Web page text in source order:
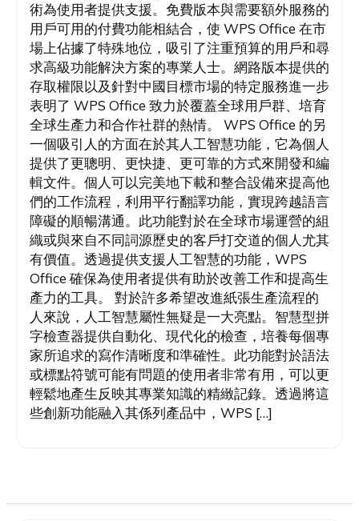
術為使用者提供支援。免費版本與需要額外服務的
用戶可用的付費功能相結合，使 WPS Office 在市
場上佔據了特殊地位，吸引了注重預算的用戶和尋
求高級功能解決方案的專業人士。網路版本提供的
存取權限以及針對中國目標市場的特定服務進一步
表明了 WPS Office 致力於覆蓋全球用戶群、培育
全球生產力和合作社群的熱情。 WPS Office 的另
一個吸引人的方面在於其人工智慧功能，它為個人
提供了更聰明、更快捷、更可靠的方式來開發和編
輯文件。個人可以完美地下載和整合設備來提高他
們的工作流程，利用平行翻譯功能，實現跨越語言
障礙的順暢溝通。此功能對於在全球市場運營的組
織或與來自不同詞源歷史的客戶打交道的個人尤其
有價值。透過提供支援人工智慧的功能，WPS
Office 確保為使用者提供有助於改善工作和提高生
產力的工具。 對於許多希望改進紙張生產流程的
人來說，人工智慧屬性無疑是一大亮點。智慧型拼
字檢查器提供自動化、現代化的檢查，培養每個專
家所追求的寫作清晰度和準確性。此功能對於語法
或標點符號可能有問題的使用者非常有用，可以更
輕鬆地產生反映其專業知識的精緻記錄。透過將這
些創新功能融入其係列產品中，WPS […]